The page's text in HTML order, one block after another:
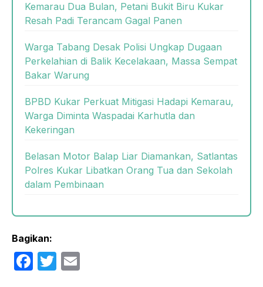
Kemarau Dua Bulan, Petani Bukit Biru Kukar
Resah Padi Terancam Gagal Panen
Warga Tabang Desak Polisi Ungkap Dugaan
Perkelahian di Balik Kecelakaan, Massa Sempat
Bakar Warung
BPBD Kukar Perkuat Mitigasi Hadapi Kemarau,
Warga Diminta Waspadai Karhutla dan
Kekeringan
Belasan Motor Balap Liar Diamankan, Satlantas
Polres Kukar Libatkan Orang Tua dan Sekolah
dalam Pembinaan
Bagikan:
F
T